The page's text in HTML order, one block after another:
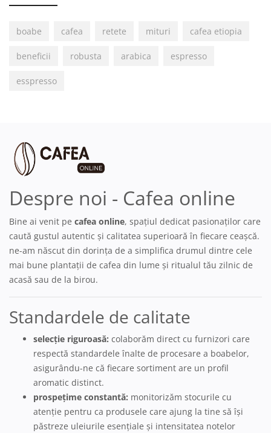
boabe cafea retete mituri cafea etiopia
beneficii robusta arabica espresso
esspresso
Despre noi - Cafea online
Bine ai venit pe cafea online, spațiul dedicat pasionaților care
caută gustul autentic și calitatea superioară în fiecare ceașcă.
ne-am născut din dorința de a simplifica drumul dintre cele
mai bune plantații de cafea din lume și ritualul tău zilnic de
acasă sau de la birou.
Standardele de calitate
selecție riguroasă: colaborăm direct cu furnizori care
respectă standardele înalte de procesare a boabelor,
asigurându-ne că fiecare sortiment are un profil
aromatic distinct.
prospețime constantă: monitorizăm stocurile cu
atenție pentru ca produsele care ajung la tine să își
păstreze uleiurile esențiale și intensitatea notelor